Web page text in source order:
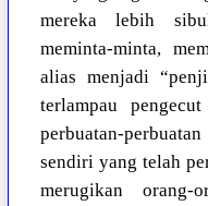
mereka lebih
meminta-minta,
alias menjadi
terlampau
perbuatan-
sendiri yang telah
merugikan